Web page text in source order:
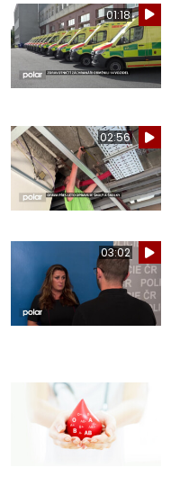
01:18
02:56
03:02